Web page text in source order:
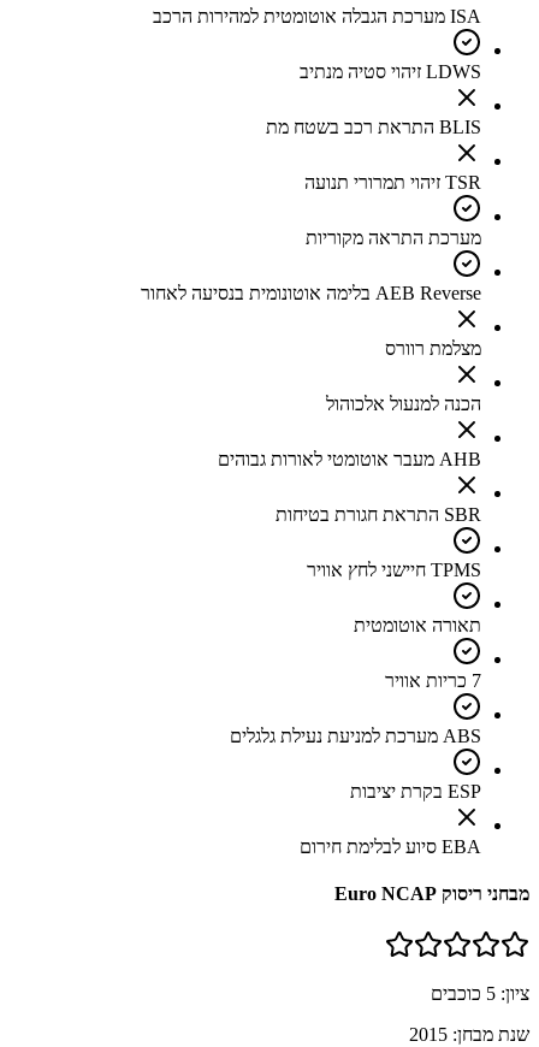
ISA מערכת הגבלה אוטומטית למהירות הרכב
LDWS זיהוי סטיה מנתיב
BLIS התראת רכב בשטח מת
TSR זיהוי תמרורי תנועה
מערכת התראה מקוריות
AEB Reverse בלימה אוטונומית בנסיעה לאחור
מצלמת רוורס
הכנה למנעול אלכוהול
AHB מעבר אוטומטי לאורות גבוהים
SBR התראת חגורת בטיחות
TPMS חיישני לחץ אוויר
תאורה אוטומטית
7 כריות אוויר
ABS מערכת למניעת נעילת גלגלים
ESP בקרת יציבות
EBA סיוע לבלימת חירום
מבחני ריסוק Euro NCAP
ציון: 5 כוכבים
שנת מבחן: 2015